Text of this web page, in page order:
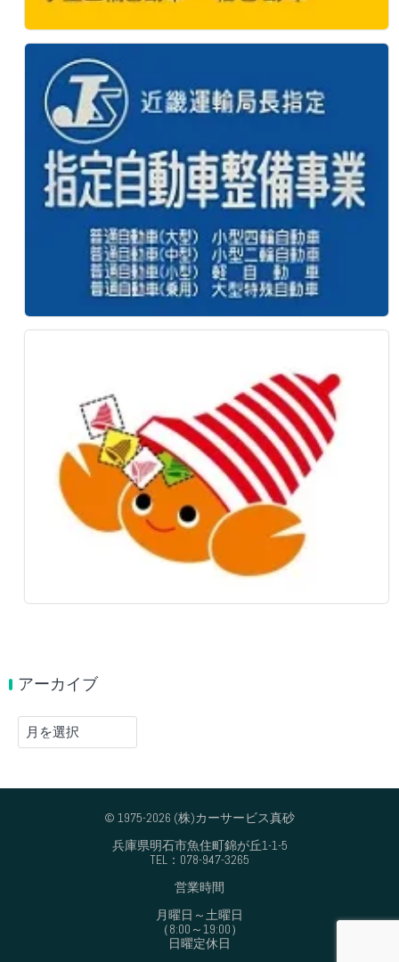
アーカイブ
ア
ー
イ
© 1975-2026 (株)カーサービス真砂
兵庫県明石市魚住町錦が丘1-1-5
TEL：078-947-3265
営業時間
月曜日～土曜日
（8:00～19:00）
日曜定休日